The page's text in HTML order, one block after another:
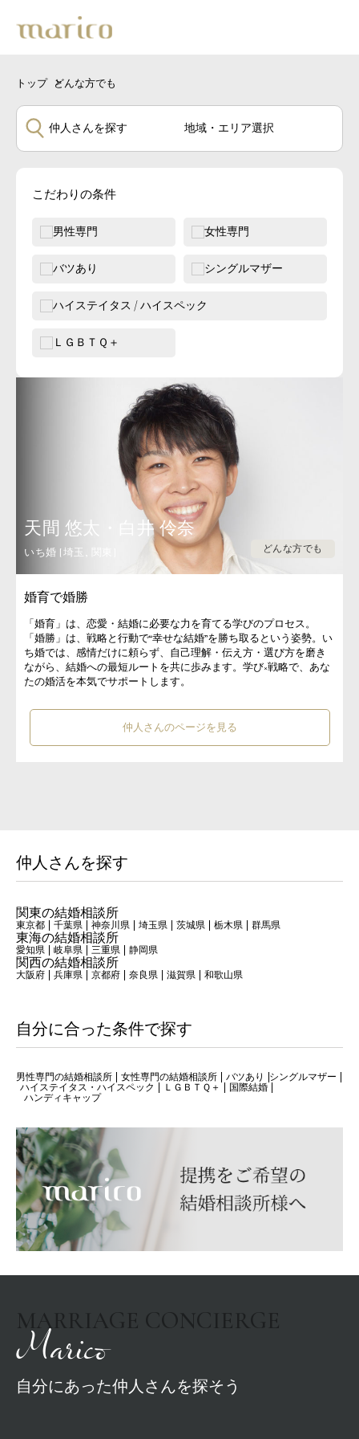
トップ どんな方でも
仲人さんを探す
こだわりの条件
男性専門 女性専門
バツあり シングルマザー
ハイステイタス / ハイスペック
ＬＧＢＴＱ＋
天間 悠太・白井 伶奈
いち婚 [埼玉, 関東] どんな方でも
婚育で婚勝
「婚育」は、恋愛・結婚に必要な力を育てる学びのプロセス。
「婚勝」は、戦略と行動で“幸せな結婚”を勝ち取るという姿勢。い
ち婚では、感情だけに頼らず、自己理解・伝え方・選び方を磨き
ながら、結婚への最短ルートを共に歩みます。学び×戦略で、あな
たの婚活を本気でサポートします。
仲人さんのページを見る
仲人さんを探す
関東の結婚相談所
東京都 千葉県 神奈川県 埼玉県 茨城県 栃木県 群馬県
東海の結婚相談所
愛知県 岐阜県 三重県 静岡県
関西の結婚相談所
大阪府 兵庫県 京都府 奈良県 滋賀県 和歌山県
自分に合った条件で探す
男性専門の結婚相談所 女性専門の結婚相談所 バツあり
シングルマザー
ハイステイタス・ハイスペック
ＬＧＢＴＱ＋
国際結婚
ハンディキャップ
Marico
MARRIAGE CONCIERGE
自分にあった仲人さんを探そう